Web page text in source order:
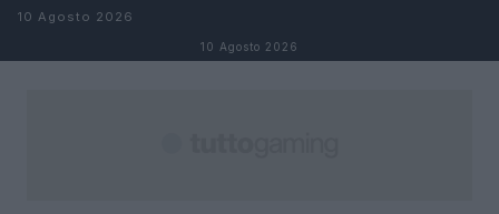
Salta al contenuto
10 Agosto 2026
10 Agosto 2026